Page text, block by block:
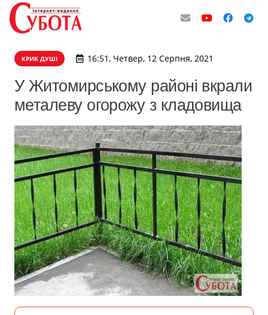
КРИК ДУШІ 16:51, Четвер, 12 Серпня, 2021
У Житомирському районі вкрали
металеву огорожу з кладовища